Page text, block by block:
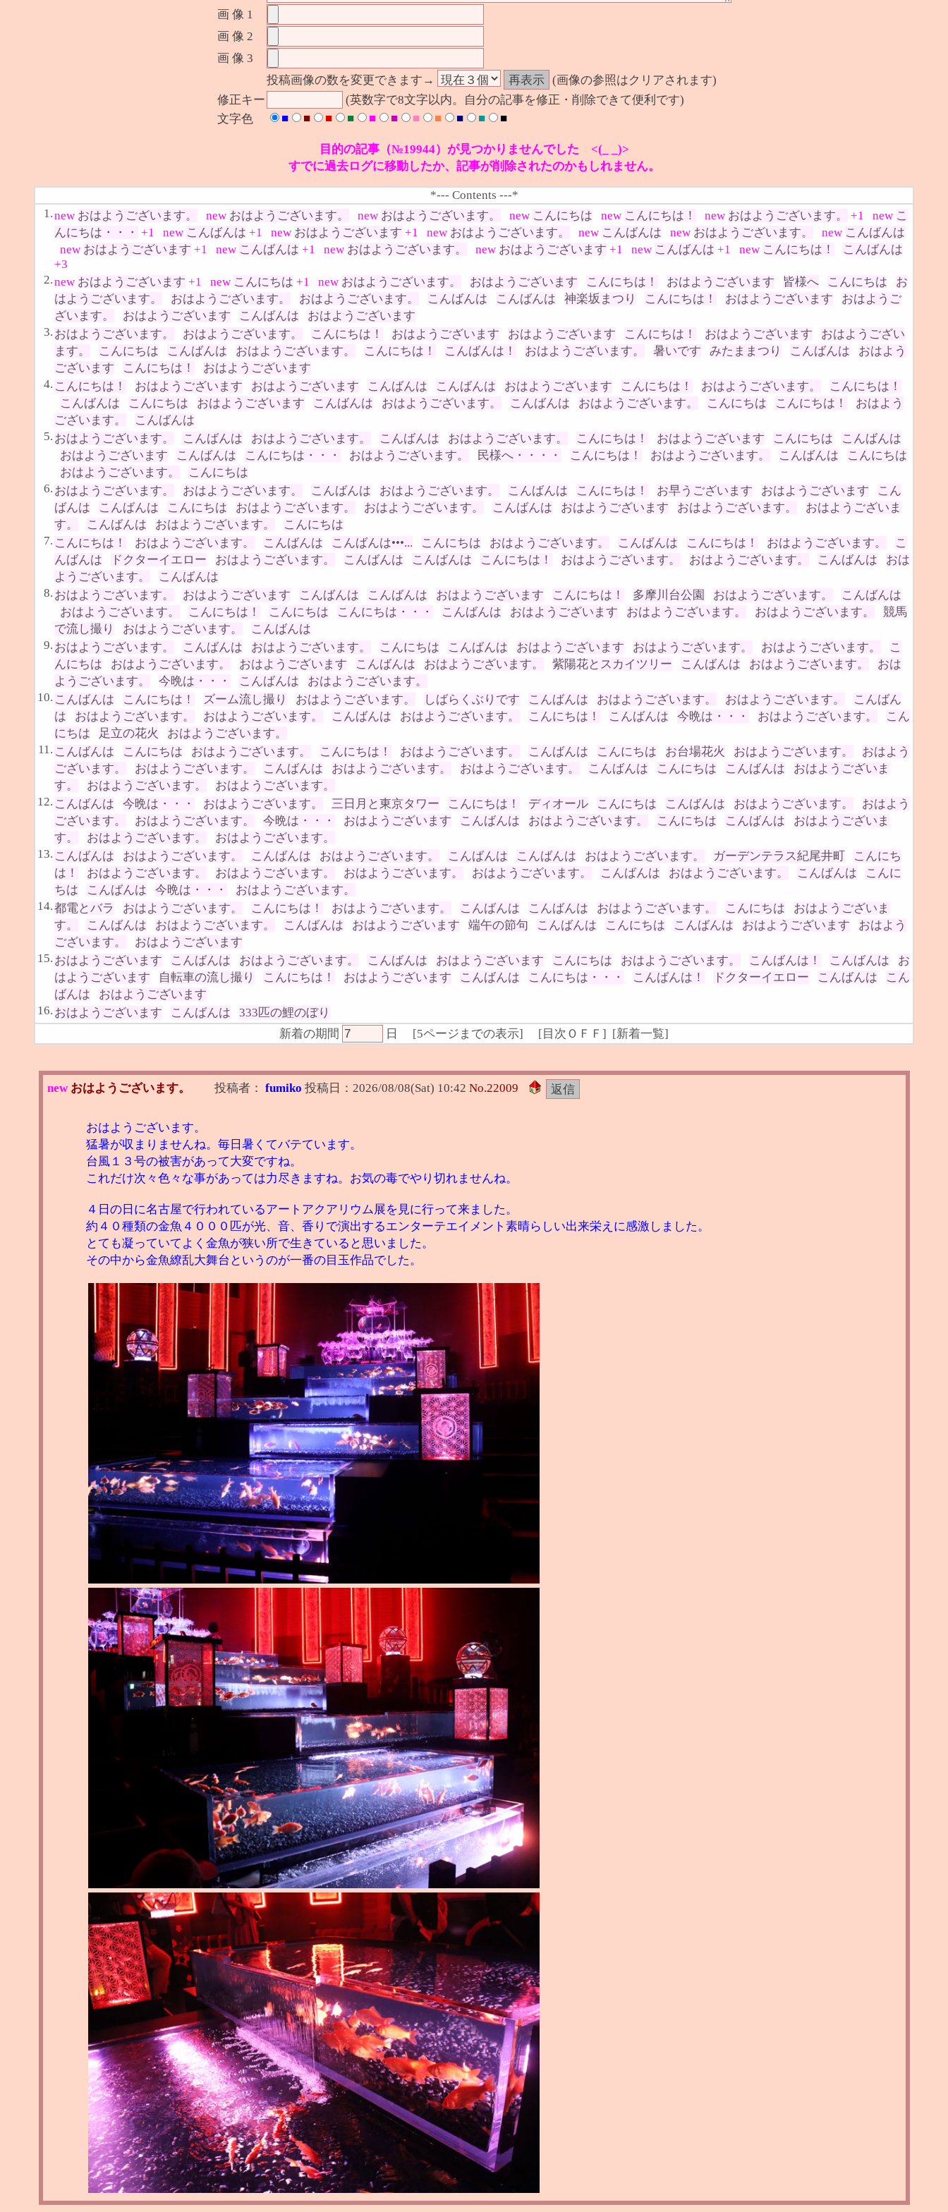
画 像 1
画 像 2
画 像 3
投稿画像の数を変更できます→
(画像の参照はクリアされます)
修正キー
(英数字で8文字以内。自分の記事を修正・削除できて便利です)
文字色
■ ■ ■ ■ ■ ■ ■ ■ ■ ■ ■
目的の記事（№19944）が見つかりませんでした <(_ _)>
すでに過去ログに移動したか、記事が削除されたのかもしれません。
*--- Contents ---*
1.new おはようございます。 new おはようございます。 new おはようございます。 new こんにちは new こんにちは！ new おはようございます。 +1 new こ
んにちは・・・ +1 new こんばんは +1 new おはようございます +1 new おはようございます。 new こんばんは new おはようございます。 new こんばんは
new おはようございます +1 new こんばんは +1 new おはようございます。 new おはようございます +1 new こんばんは +1 new こんにちは！
こんばんは
+3
2.new おはようございます +1 new こんにちは +1 new おはようございます。 おはようございます こんにちは！ おはようございます 皆様へ こんにちは
お
はようございます。
おはようございます。 おはようございます。 こんばんは こんばんは 神楽坂まつり こんにちは！ おはようございます
おはようご
ざいます。
おはようございます こんばんは
おはようございます
3. おはようございます。 おはようございます。 こんにちは！ おはようございます おはようございます こんにちは！ おはようございます
おはようござい
ます。
こんにちは こんばんは おはようございます。 こんにちは！ こんばんは！ おはようございます。 暑いです みたままつり こんばんは
おはよう
ございます
こんにちは！
おはようございます
4. こんにちは！ おはようございます おはようございます こんばんは こんばんは おはようございます こんにちは！ おはようございます。
こんにちは！
こんばんは
こんにちは おはようございます こんばんは おはようございます。 こんばんは おはようございます。 こんにちは こんにちは！
おはよう
ございます。
こんばんは
5. おはようございます。 こんばんは おはようございます。 こんばんは おはようございます。 こんにちは！ おはようございます こんにちは
こんばんは
おはようございます
こんばんは こんにちは・・・ おはようございます。 民様へ・・・・ こんにちは！ おはようございます。 こんばんは
こんにちは
おはようございます。
こんにちは
6. おはようございます。 おはようございます。 こんばんは おはようございます。 こんばんは こんにちは！ お早うございます おはようございます
こん
ばんは
こんばんは こんにちは おはようございます。 おはようございます。 こんばんは おはようございます おはようございます。
おはようございま
す。
こんばんは おはようございます。
こんにちは
7. こんにちは！ おはようございます。 こんばんは こんばんは•••... こんにちは おはようございます。 こんばんは こんにちは！ おはようございます。
こ
んばんは
ドクターイエロー おはようございます。 こんばんは こんばんは こんにちは！ おはようございます。 おはようございます。 こんばんは
おは
ようございます。
こんばんは
8. おはようございます。 おはようございます こんばんは こんばんは おはようございます こんにちは！ 多摩川台公園 おはようございます。
こんばんは
おはようございます。
こんにちは！ こんにちは こんにちは・・・ こんばんは おはようございます おはようございます。 おはようございます。
競馬
で流し撮り
おはようございます。
こんばんは
9. おはようございます。 こんばんは おはようございます。 こんにちは こんばんは おはようございます おはようございます。 おはようございます。
こ
んにちは
おはようございます。 おはようございます こんばんは おはようございます。 紫陽花とスカイツリー こんばんは おはようございます。
おは
ようございます。
今晩は・・・ こんばんは
おはようございます。
10. こんばんは こんにちは！ ズーム流し撮り おはようございます。 しばらくぶりです こんばんは おはようございます。 おはようございます。
こんばん
は
おはようございます。 おはようございます。 こんばんは おはようございます。 こんにちは！ こんばんは 今晩は・・・ おはようございます。
こん
にちは
足立の花火
おはようございます。
11. こんばんは こんにちは おはようございます。 こんにちは！ おはようございます。 こんばんは こんにちは お台場花火 おはようございます。
おはよう
ございます。
おはようございます。 こんばんは おはようございます。 おはようございます。 こんばんは こんにちは こんばんは
おはようございま
す。
おはようございます。
おはようございます。
12. こんばんは 今晩は・・・ おはようございます。 三日月と東京タワー こんにちは！ ディオール こんにちは こんばんは おはようございます。
おはよう
ございます。
おはようございます。 今晩は・・・ おはようございます こんばんは おはようございます。 こんにちは こんばんは
おはようございま
す。
おはようございます。
おはようございます。
13. こんばんは おはようございます。 こんばんは おはようございます。 こんばんは こんばんは おはようございます。 ガーデンテラス紀尾井町
こんにち
は！
おはようございます。 おはようございます。 おはようございます。 おはようございます。 こんばんは おはようございます。 こんばんは
こんに
ちは
こんばんは 今晩は・・・
おはようございます。
14.都電とバラ おはようございます。 こんにちは！ おはようございます。 こんばんは こんばんは おはようございます。 こんにちは
おはようございま
す。
こんばんは おはようございます。 こんばんは おはようございます 端午の節句 こんばんは こんにちは こんばんは おはようございます
おはよう
ございます。
おはようございます
15. おはようございます こんばんは おはようございます。 こんばんは おはようございます こんにちは おはようございます。 こんばんは！ こんばんは
お
はようございます
自転車の流し撮り こんにちは！ おはようございます こんばんは こんにちは・・・ こんばんは！ ドクターイエロー こんばんは
こん
ばんは
おはようございます
16. おはようございます こんばんは
333匹の鯉のぼり
新着の期間
日 [5ページまでの表示] [ 目次ＯＦＦ ] [新着一覧]
new おはようございます。 投稿者： fumiko 投稿日： 2026/08/08(Sat) 10:42 No.22009
おはようございます。
猛暑が収まりませんね。毎日暑くてバテています。
台風１３号の被害があって大変ですね。
これだけ次々色々な事があっては力尽きますね。お気の毒でやり切れませんね。
４日の日に名古屋で行われているアートアクアリウム展を見に行って来ました。
約４０種類の金魚４０００匹が光、音、香りで演出するエンターテエイメント素晴らしい出来栄えに感激しました。
とても凝っていてよく金魚が狭い所で生きていると思いました。
その中から金魚繚乱大舞台というのが一番の目玉作品でした。